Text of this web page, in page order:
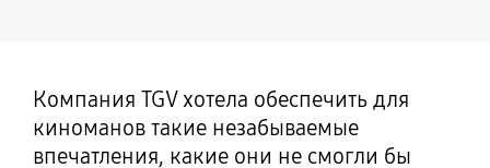
Компания TGV хотела обеспечить для
киноманов такие незабываемые
впечатления, какие они не смогли бы